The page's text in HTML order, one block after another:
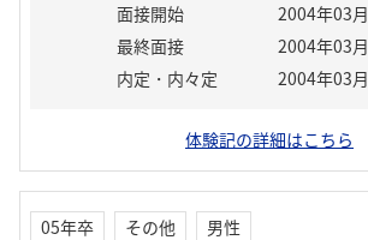
面接開始
2004年03月
最終面接
2004年03月
内定・内々定
2004年03月
体験記の詳細はこちら
05年卒 その他
男性